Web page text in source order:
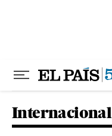
Internacional